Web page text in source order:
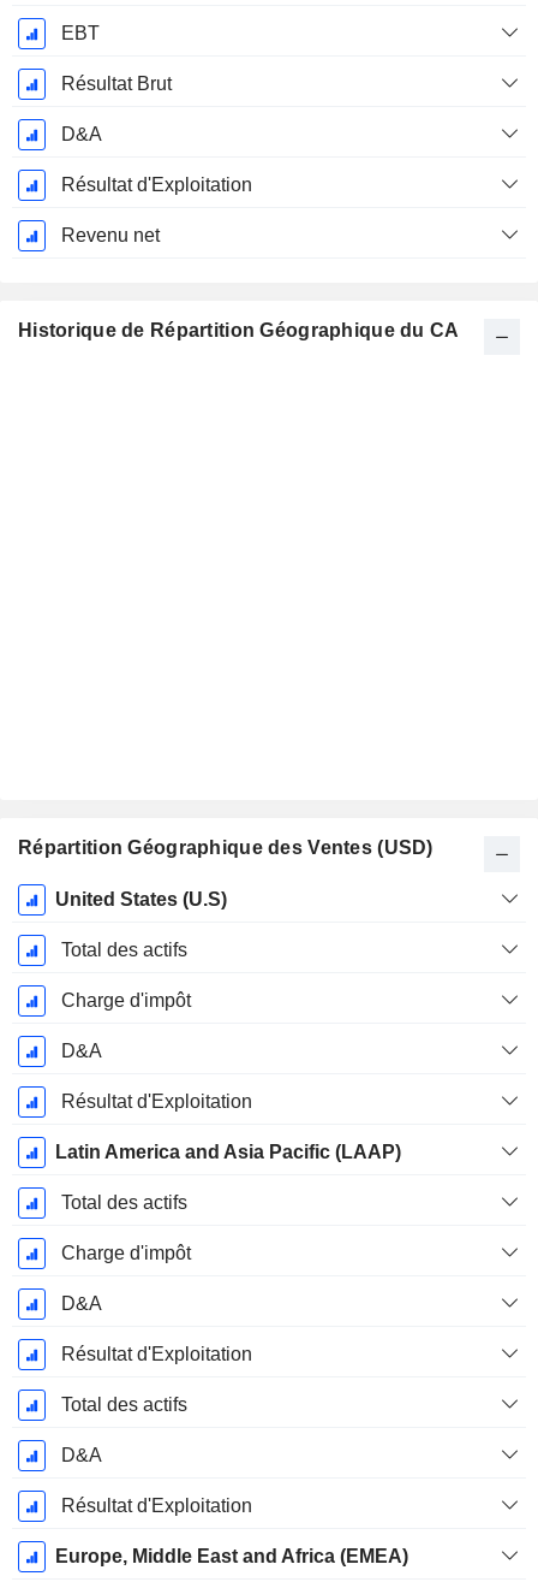
EBT
Résultat Brut
D&A
Résultat d'Exploitation
Revenu net
Historique de Répartition Géographique du CA
Répartition Géographique des Ventes (USD)
Période
Fiscale:
Décembre
United States (U.S)
Total des actifs
Charge d'impôt
D&A
Résultat d'Exploitation
Latin America and Asia Pacific (LAAP)
Total des actifs
Charge d'impôt
D&A
Résultat d'Exploitation
Total des actifs
D&A
Résultat d'Exploitation
Europe, Middle East and Africa (EMEA)